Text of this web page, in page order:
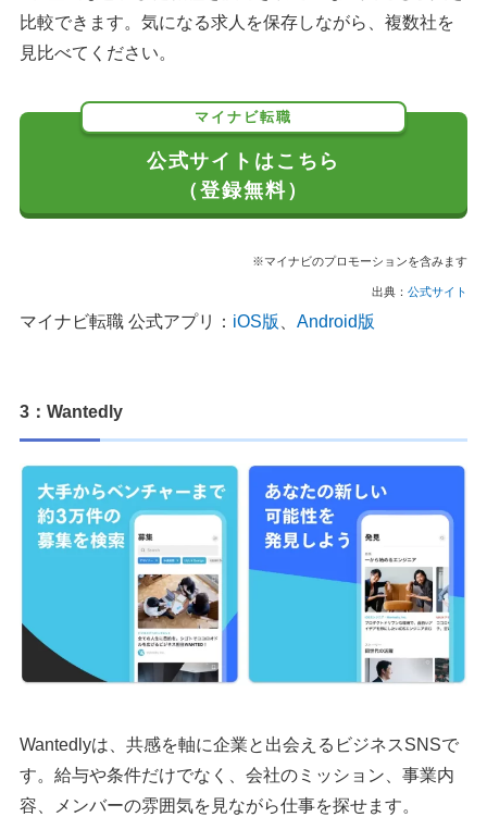
比較できます。気になる求人を保存しながら、複数社を
見比べてください。
マイナビ転職
公式サイトはこちら
（登録無料）
※マイナビのプロモーションを含みます
出典： 公式サイト
マイナビ転職 公式アプリ： iOS版 Android版
3：Wantedly
Wantedlyは、共感を軸に企業と出会えるビジネスSNSで
す。給与や条件だけでなく、会社のミッション、事業内
容、メンバーの雰囲気を見ながら仕事を探せます。